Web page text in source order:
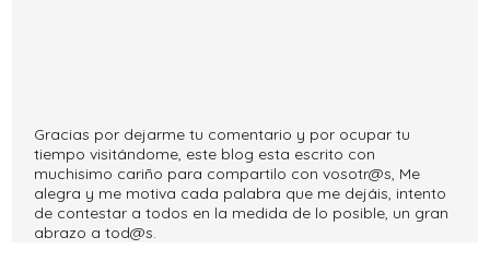
Gracias por dejarme tu comentario y por ocupar tu
tiempo visitándome, este blog esta escrito con
muchisimo cariño para compartilo con vosotr@s, Me
alegra y me motiva cada palabra que me dejáis, intento
de contestar a todos en la medida de lo posible, un gran
abrazo a tod@s.